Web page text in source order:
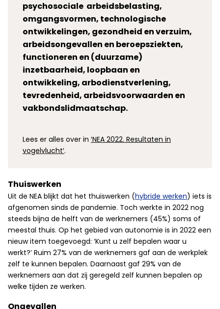
psychosociale arbeidsbelasting,
omgangsvormen, technologische
ontwikkelingen, gezondheid en verzuim,
arbeidsongevallen en beroepsziekten,
functioneren en (duurzame)
inzetbaarheid, loopbaan en
ontwikkeling, arbodienstverlening,
tevredenheid, arbeidsvoorwaarden en
vakbondslidmaatschap.
Lees er alles over in ′NEA 2022. Resultaten in
vogelvlucht′.
Thuiswerken
Uit de NEA blijkt dat het thuiswerken (hybride werken) iets is
afgenomen sinds de pandemie. Toch werkte in 2022 nog
steeds bijna de helft van de werknemers (45%) soms of
meestal thuis. Op het gebied van autonomie is in 2022 een
nieuw item toegevoegd: ‘Kunt u zelf bepalen waar u
werkt?’ Ruim 27% van de werknemers gaf aan de werkplek
zelf te kunnen bepalen. Daarnaast gaf 29% van de
werknemers aan dat zij geregeld zelf kunnen bepalen op
welke tijden ze werken.
Ongevallen